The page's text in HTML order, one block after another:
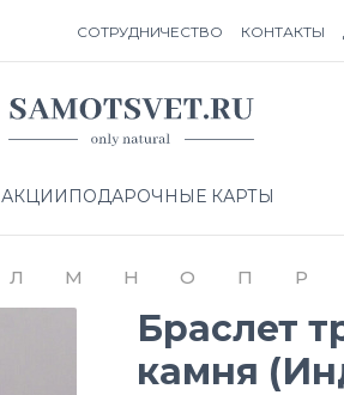
СОТРУДНИЧЕСТВО КОНТАКТЫ
АКЦИИ ПОДАРОЧНЫЕ КАРТЫ
Л М Н О П Р
Браслет
камня